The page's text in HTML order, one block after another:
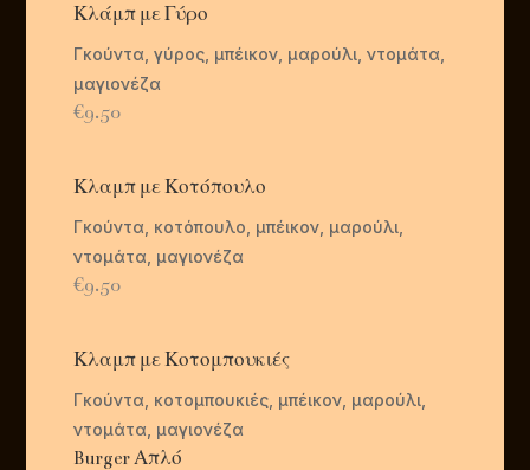
Κλάμπ με Γύρο
Γκούντα, γύρος, μπέικον, μαρούλι, ντομάτα,
μαγιονέζα
€9.50
Κλαμπ με Κοτόπουλο
Γκούντα, κοτόπουλο, μπέικον, μαρούλι,
ντομάτα, μαγιονέζα
€9.50
Κλαμπ με Κοτομπουκιές
Γκούντα, κοτομπουκιές, μπέικον, μαρούλι,
ντομάτα, μαγιονέζα
Burger Απλό